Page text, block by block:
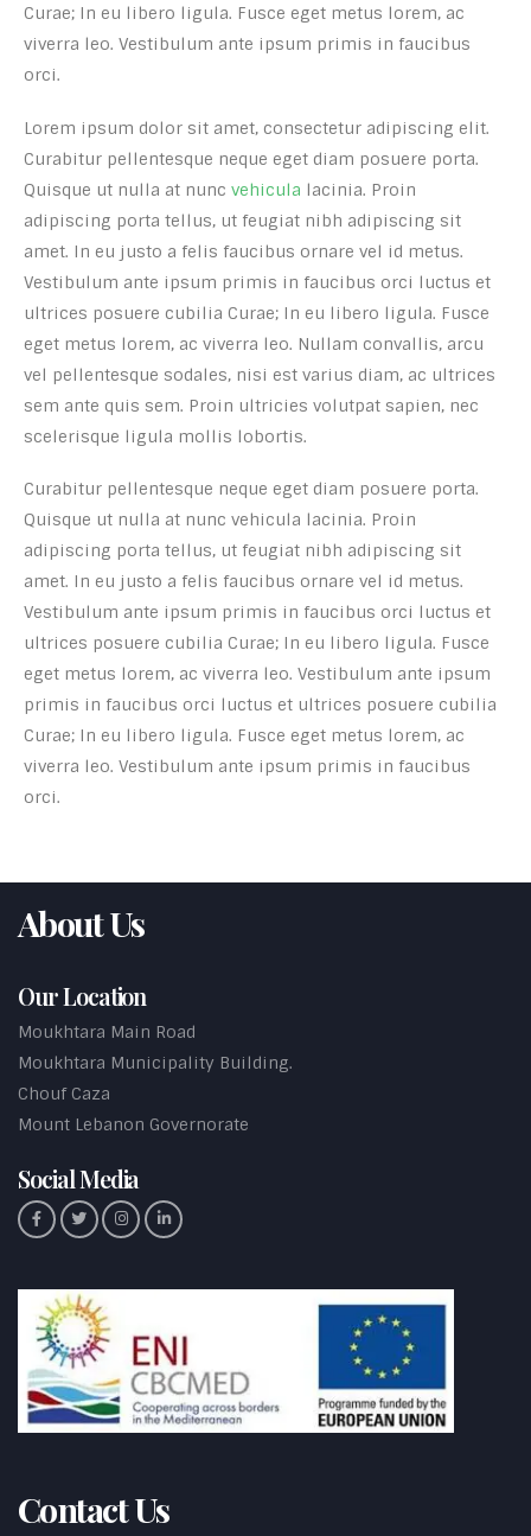
Curae; In eu libero ligula. Fusce eget metus lorem, ac
viverra leo. Vestibulum ante ipsum primis in faucibus
orci.
Lorem ipsum dolor sit amet, consectetur adipiscing elit.
Curabitur pellentesque neque eget diam posuere porta.
Quisque ut nulla at nunc vehicula lacinia. Proin
adipiscing porta tellus, ut feugiat nibh adipiscing sit
amet. In eu justo a felis faucibus ornare vel id metus.
Vestibulum ante ipsum primis in faucibus orci luctus et
ultrices posuere cubilia Curae; In eu libero ligula. Fusce
eget metus lorem, ac viverra leo. Nullam convallis, arcu
vel pellentesque sodales, nisi est varius diam, ac ultrices
sem ante quis sem. Proin ultricies volutpat sapien, nec
scelerisque ligula mollis lobortis.
Curabitur pellentesque neque eget diam posuere porta.
Quisque ut nulla at nunc vehicula lacinia. Proin
adipiscing porta tellus, ut feugiat nibh adipiscing sit
amet. In eu justo a felis faucibus ornare vel id metus.
Vestibulum ante ipsum primis in faucibus orci luctus et
ultrices posuere cubilia Curae; In eu libero ligula. Fusce
eget metus lorem, ac viverra leo. Vestibulum ante ipsum
primis in faucibus orci luctus et ultrices posuere cubilia
Curae; In eu libero ligula. Fusce eget metus lorem, ac
viverra leo. Vestibulum ante ipsum primis in faucibus
orci.
About Us
Our Location
Moukhtara Main Road
Moukhtara Municipality Building.
Chouf Caza
Mount Lebanon Governorate
Social Media
Contact Us